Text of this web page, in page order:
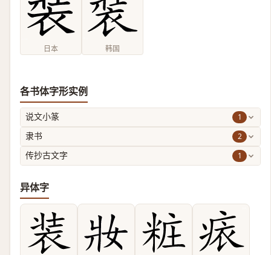
日本 韩国
各书体字形实例
说文小篆 1
隶书 2
传抄古文字 1
异体字